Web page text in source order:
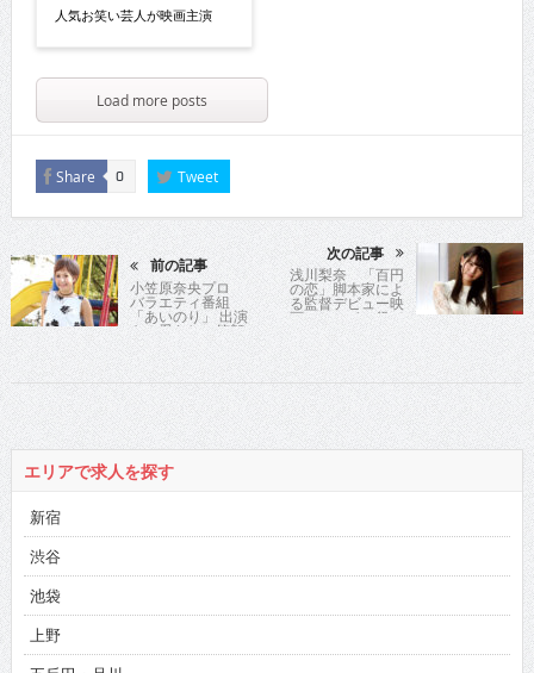
人気お笑い芸人が映画主演
Load more posts
Share 0 Tweet
前の記事
小笠原奈央プロ
バラエティ番組
「あいのり」 出演
も！愛らしい笑顔
の“不屈のベビーフ
ェイス”が見据える
先は…
次の記事
浅川梨奈 「百円
の恋」脚本家によ
る監督デビュー映
画のヒロイン役で
胸元を大胆披露の
熱演
エリアで求人を探す
新宿
渋谷
池袋
上野